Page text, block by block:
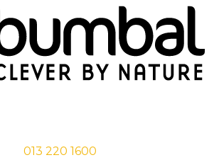
013 220 1600